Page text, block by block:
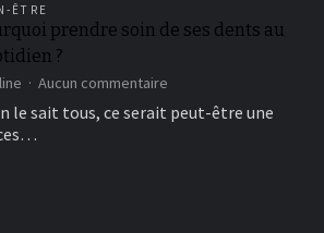
quoi
il
question
ÊTRE
prendre soin de ses dents au
?
Aucun commentaire
Pourquoi
prendre
le sait tous, ce serait peut-être une